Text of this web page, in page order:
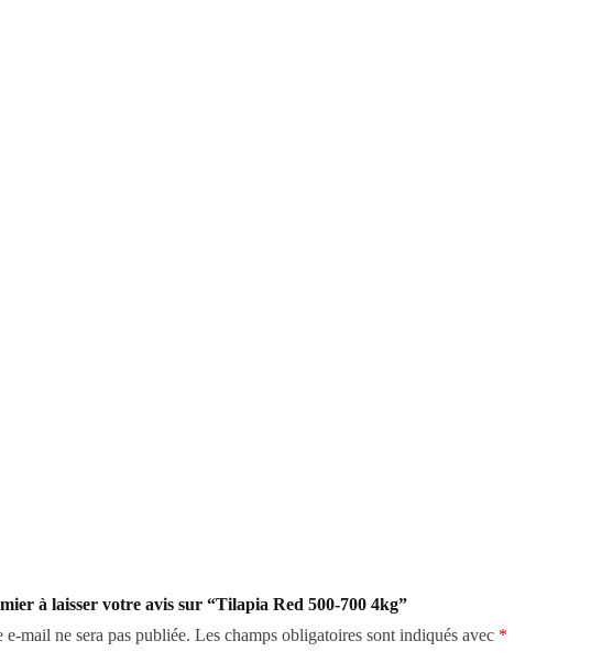
à laisser votre avis sur “Tilapia Red 500-700 4kg”
e-mail ne sera pas publiée. Les champs obligatoires sont indiqués avec *